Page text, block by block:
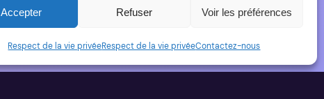
Accepter Refuser Voir les préférences
Respect de la vie privéeRespect de la vie privéeContactez-nous
Fièrement propulsé parWordPress